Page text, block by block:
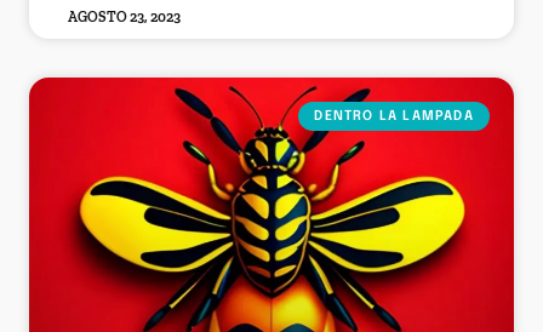
AGOSTO 23, 2023
DENTRO LA LAMPADA